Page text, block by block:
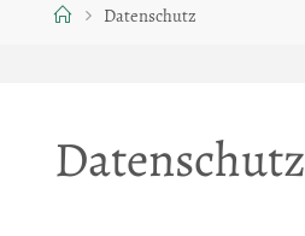
StartDatenschutz
Datenschutz